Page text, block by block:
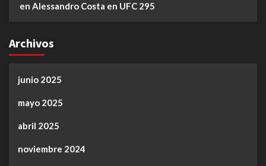
en Alessandro Costa en UFC 295
Archivos
junio 2025
mayo 2025
abril 2025
noviembre 2024